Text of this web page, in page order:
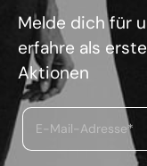
Melde dich für
erfahre als
Aktionen
E-Mail-Adresse*